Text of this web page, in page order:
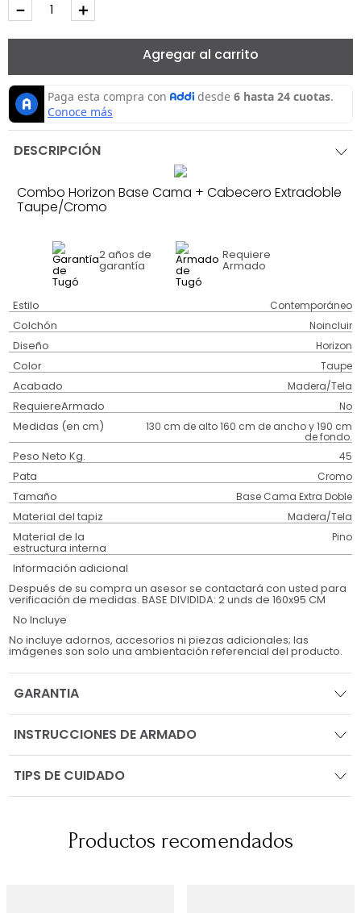
＋
－
Agregar al carrito
DESCRIPCIÓN
Combo Horizon Base Cama + Cabecero Extradoble
Taupe/Cromo
2 años de
garantía
Requiere
Armado
Estilo Contemporáneo
Colchón Noincluir
Diseño Horizon
Color Taupe
Acabado Madera/Tela
RequiereArmado No
Medidas (en cm) 130 cm de alto 160 cm de ancho y 190 cm
de fondo.
Peso Neto Kg. 45
Pata Cromo
Tamaño Base Cama Extra Doble
Material del tapiz Madera/Tela
Material de la
estructura interna
Pino
Información adicional
Después de su compra un asesor se contactará con usted para
verificación de medidas. BASE DIVIDIDA: 2 unds de 160x95 CM
No Incluye
No incluye adornos, accesorios ni piezas adicionales; las
imágenes son solo una ambientación referencial del producto.
GARANTIA
INSTRUCCIONES DE ARMADO
TIPS DE CUIDADO
Productos recomendados